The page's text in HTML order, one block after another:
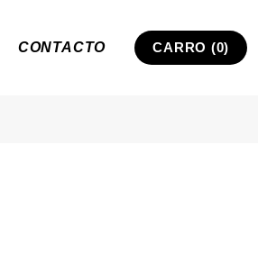
CONTACTO CARRO (0)